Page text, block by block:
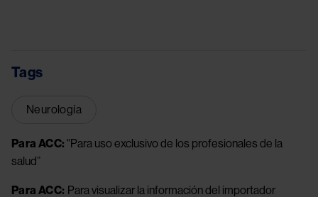
Tags
Neurología
Para ACC: "Para uso exclusivo de los profesionales de la
salud”
Para ACC: Para visualizar la información del importador